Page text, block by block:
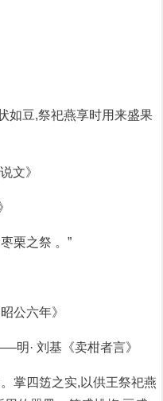
如豆,祭祀燕享时用来盛果
文》
栗之祭 。”
公六年》
明· 刘基《卖柑者言》
掌四笾之实,以供王祭祀燕